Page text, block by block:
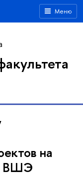
Меню
на
ВШЭ